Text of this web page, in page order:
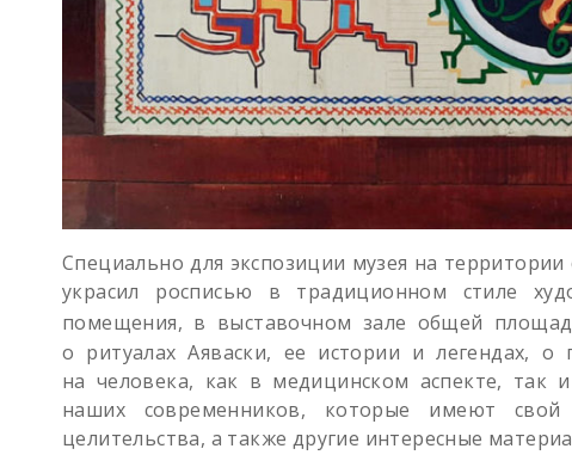
Специально для экспозиции музея на
украсил росписью в традиционном стиле
помещения, в выставочном зале общей
о ритуалах Аяваски, ее истории и легендах, о
на человека, как в медицинском аспекте, так
наших современников, которые имеют
целительства, а также другие интересные